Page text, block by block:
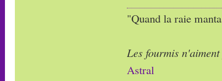
"Quand la raie
Les fourmis
Astral